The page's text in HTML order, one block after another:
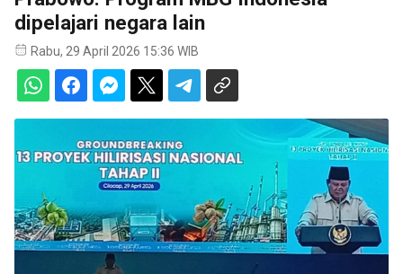
dipelajari negara lain
Rabu, 29 April 2026 15:36 WIB